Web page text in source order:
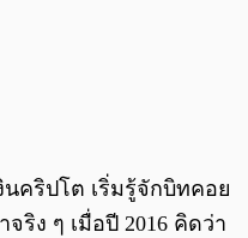
คริปโต เริ่มรู้จักบิทคอย
ริง ๆ เมื่อปี 2016 คิดว่า